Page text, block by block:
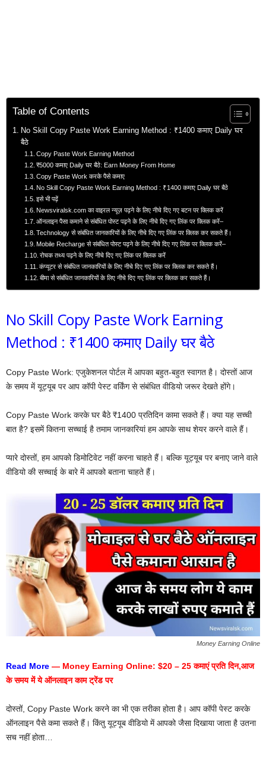
Table of Contents
No Skill Copy Paste Work Earning Method : ₹1400 कमाए Daily घर
बैठे
Copy Paste Work Earning Method
₹5000 कमाए Daily घर बैठे: Earn Money From Home
Copy Paste Work करके पैसे कमाए
No Skill Copy Paste Work Earning Method : ₹1400 कमाए Daily घर बैठे
इसे भी पढ़ें
Newsviralsk.com का वाइरल न्यूज़ पढ़ने के लिए नीचे दिए गए बटन पर क्लिक करें
ऑनलाइन पैसा कमाने से संबंधित पोस्ट पढ़ने के लिए नीचे दिए गए लिंक पर क्लिक करें–
Technology से संबंधित जानकारियों के लिए नीचे दिए गए लिंक पर क्लिक कर सकते हैं।
Mobile Recharge से संबंधित पोस्ट पढ़ने के लिए नीचे दिए गए लिंक पर क्लिक करें–
रोचक तथ्य पढ़ने के लिए नीचे दिए गए लिंक पर क्लिक करें
कंप्यूटर से संबंधित जानकारियों के लिए नीचे दिए गए लिंक पर क्लिक कर सकते हैं।
बीमा से संबंधित जानकारियों के लिए नीचे दिए गए लिंक पर क्लिक कर सकते हैं।
No Skill Copy Paste Work Earning
Method : ₹1400 कमाए Daily घर बैठे
Copy Paste Work: एजुकेशनल पोर्टल में आपका बहुत-बहुत स्वागत है। दोस्तों आज
के समय में यूट्यूब पर आप कॉपी पेस्ट वर्किंग से संबंधित वीडियो जरूर देखते होंगे।
Copy Paste Work करके घर बैठे ₹1400 प्रतिदिन कामा सकते हैं। क्या यह सच्ची
बात है? इसमें कितना सच्चाई है तमाम जानकारियां हम आपके साथ शेयर करने वाले हैं।
प्यारे दोस्तों, हम आपको डिमोटिवेट नहीं करना चाहते हैं। बल्कि यूट्यूब पर बनाए जाने वाले
वीडियो की सच्चाई के बारे में आपको बताना चाहते हैं।
Money Earning Online
Read More — Money Earning Online: $20 – 25 कमाएं प्रति दिन,आज
के समय में ये ऑनलाइन काम ट्रेंड पर
दोस्तों, Copy Paste Work करने का भी एक तरीका होता है। आप कॉपी पेस्ट करके
ऑनलाइन पैसे कमा सकते हैं। किंतु यूट्यूब वीडियो में आपको जैसा दिखाया जाता है उतना
सच नहीं होता…